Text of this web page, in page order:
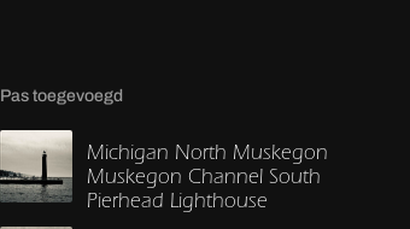
Pas toegevoegd
Michigan North Muskegon
Muskegon Channel South
Pierhead Lighthouse